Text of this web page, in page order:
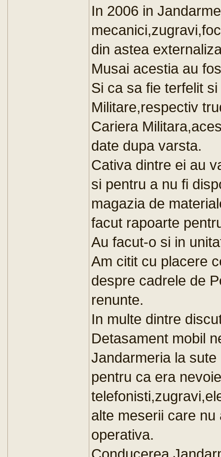
In 2006 in
din astea
Musai acestia au
Si ca sa fie terfelit
Militare,respectiv
Cariera
date dupa varsta.
Cativa dintre ei au
si pentru a nu fi
magazia de
facut rapoarte
Au facut-o si in
Am citit cu placere
despre cadrele de
renunte.
In multe dintre
Detasament mobil
Jandarmeria la
pentru ca era
alte meserii care
operativa.